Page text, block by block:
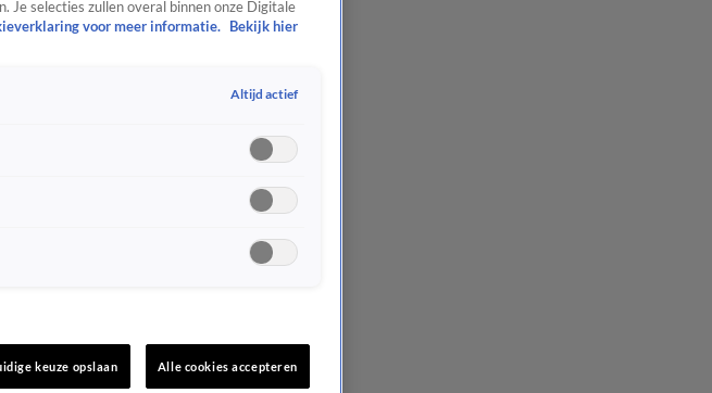
Je selecties zullen overal binnen onze Digitale
voor meer informatie.
Bekijk hier
Altijd actief
keuze opslaan Alle cookies accepteren